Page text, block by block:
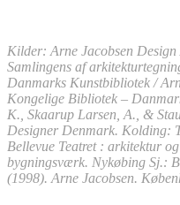
Kilder: Arne Jacobsen Design
Samlingens af
Danmarks Kunstbibliotek /
Kongelige Bibliotek –
K., Skaarup Larsen, A., &
Designer Denmark. Kolding:
Bellevue Teatret : arkitektur
bygningsværk. Nykøbing Sj.:
(1998). Arne Jacobsen.